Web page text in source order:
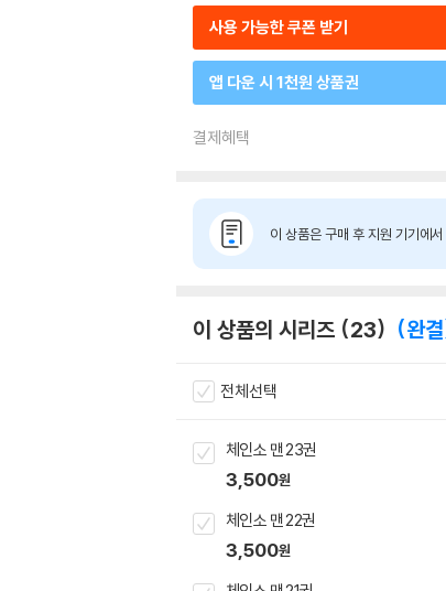
사용 가능한 쿠폰 받기
앱 다운 시 1천원 상품권
결제혜택
이 상품은 구매 후 지원 기기에서
이 상품의 시리즈 23 완결
전체선택
체인소 맨 23권
3,500원
체인소 맨 22권
3,500원